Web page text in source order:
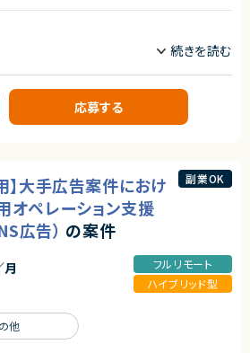
本人確認方式（マイナンバーカードのICチッ
画像 等）への理解
ンボーディングで、完了率・離脱率を改善した
げ、または導入企業ごとの要件対応を伴うプ
析ツールなどを用いたデータ分析の実務経験
の組織で、複数の役割を担いながらプロダク
出経験
場価値の高いデータ移行プロジェクトに携
盤への移行において、調査・設計・構築まで
盤構築経験を積みたい方におすすめです！
、柔軟な働き方を実現できます！
とした開発プロジェクトです 。
要
バイスドライバーの開発
合解析
の調査、分析、修正対応
集
応募する
】大手広告案件におけ
オペレーション支援
広告） の案件
月
フルリモート
ハイブリッド型
副業OK
他